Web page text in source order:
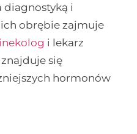
diagnostyką i
obrębie zajmuje
i lekarz
się
hormonów